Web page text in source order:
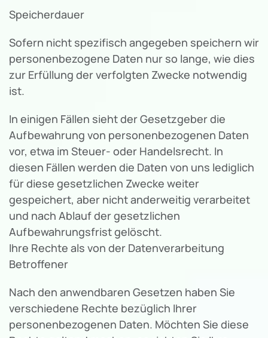
Speicherdauer
Sofern nicht spezifisch angegeben speichern wir
personenbezogene Daten nur so lange, wie dies
zur Erfüllung der verfolgten Zwecke notwendig
ist.
In einigen Fällen sieht der Gesetzgeber die
Aufbewahrung von personenbezogenen Daten
vor, etwa im Steuer- oder Handelsrecht. In
diesen Fällen werden die Daten von uns lediglich
für diese gesetzlichen Zwecke weiter
gespeichert, aber nicht anderweitig verarbeitet
und nach Ablauf der gesetzlichen
Aufbewahrungsfrist gelöscht.
Ihre Rechte als von der Datenverarbeitung
Betroffener
Nach den anwendbaren Gesetzen haben Sie
verschiedene Rechte bezüglich Ihrer
personenbezogenen Daten. Möchten Sie diese